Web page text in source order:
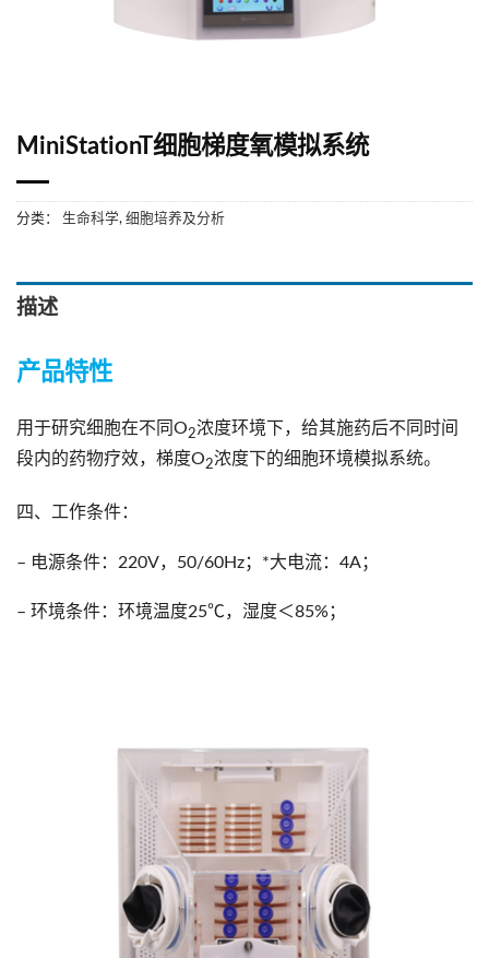
MiniStationT细胞梯度氧模拟系统
分类： 生命科学, 细胞培养及分析
描述
产品特性
用于研究细胞在不同O2浓度环境下，给其施药后不同时间
段内的药物疗效，梯度O2浓度下的细胞环境模拟系统。
四、工作条件：
– 电源条件：220V，50/60Hz；*大电流：4A；
– 环境条件：环境温度25℃，湿度＜85%；